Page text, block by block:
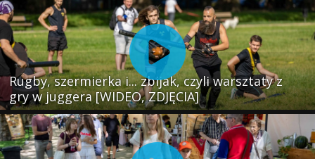
Rugby, szermierka i... zbijak, czyli warsztaty z
gry w juggera [WIDEO, ZDJĘCIA]